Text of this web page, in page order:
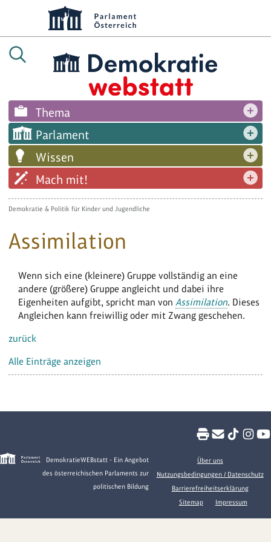
Thema
Parlament
Wissen
Mach mit!
Demokratie & Politik für Kinder und Jugendliche
Assimilation
Wenn sich eine (kleinere) Gruppe vollständig an eine
andere (größere) Gruppe angleicht und dabei ihre
Eigenheiten aufgibt, spricht man von Assimilation. Dieses
Angleichen kann freiwillig oder mit Zwang geschehen.
zurück
Alle Einträge anzeigen
DemokratieWEBstatt - Ein Angebot
des österreichischen Parlaments zur
politischen Bildung
Über uns
Nutzungsbedingungen / Datenschutz
Barrierefreiheitserklärung
Sitemap
Impressum